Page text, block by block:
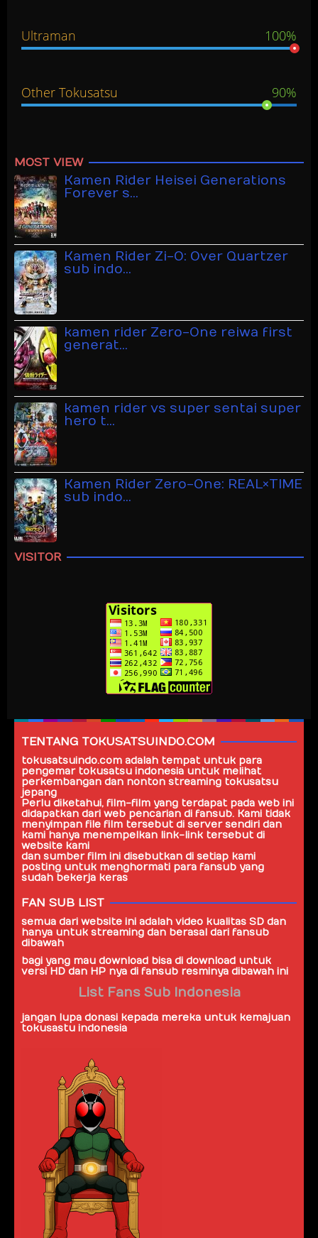
Ultraman 100%
Other Tokusatsu 90%
MOST VIEW
Kamen Rider Heisei Generations
Forever s…
Kamen Rider Zi-O: Over Quartzer
sub indo…
kamen rider Zero-One reiwa first
generat…
kamen rider vs super sentai super
hero t…
Kamen Rider Zero-One: REAL×TIME
sub indo…
VISITOR
TENTANG TOKUSATSUINDO.COM
tokusatsuindo.com adalah tempat untuk para
pengemar tokusatsu indonesia untuk melihat
perkembangan dan nonton streaming tokusatsu
jepang
Perlu diketahui, film-film yang terdapat pada web ini
didapatkan dari web pencarian di fansub. Kami tidak
menyimpan file film tersebut di server sendiri dan
kami hanya menempelkan link-link tersebut di
website kami
dan sumber film ini disebutkan di setiap kami
posting untuk menghormati para fansub yang
sudah bekerja keras
FAN SUB LIST
semua dari website ini adalah video kualitas SD dan
hanya untuk streaming dan berasal dari fansub
dibawah
bagi yang mau download bisa di download untuk
versi HD dan HP nya di fansub resminya dibawah ini
List Fans Sub Indonesia
jangan lupa donasi kepada mereka untuk kemajuan
tokusastu indonesia